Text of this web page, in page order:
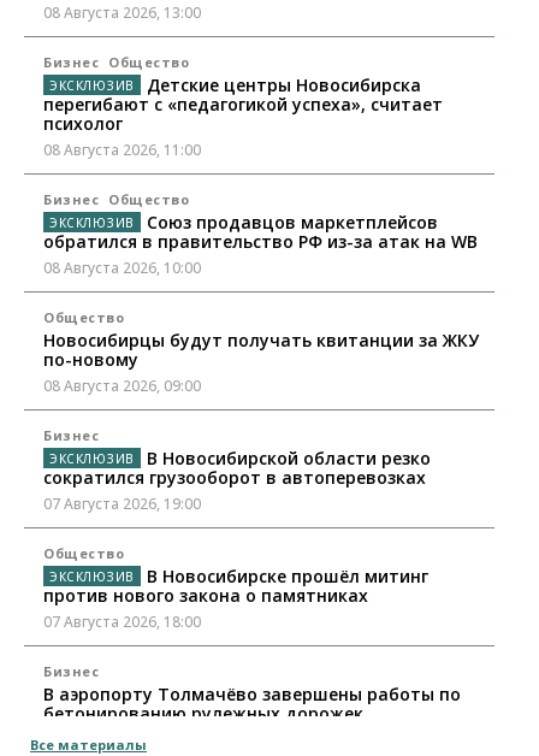
08 Августа 2026, 13:00
Бизнес Общество
Детские центры Новосибирска
перегибают с «педагогикой успеха», считает
психолог
08 Августа 2026, 11:00
Бизнес Общество
Союз продавцов маркетплейсов
обратился в правительство РФ из-за атак на WB
08 Августа 2026, 10:00
Общество
Новосибирцы будут получать квитанции за ЖКУ
по-новому
08 Августа 2026, 09:00
Бизнес
В Новосибирской области резко
сократился грузооборот в автоперевозках
07 Августа 2026, 19:00
Общество
В Новосибирске прошёл митинг
против нового закона о памятниках
07 Августа 2026, 18:00
Бизнес
В аэропорту Толмачёво завершены работы по
бетонированию рулежных дорожек
07 Августа 2026, 17:00
Все материалы